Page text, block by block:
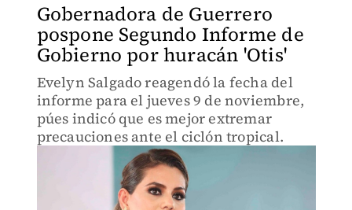
Gobernadora de Guerrero
pospone Segundo Informe de
Gobierno por huracán 'Otis'
Evelyn Salgado reagendó la fecha del
informe para el jueves 9 de noviembre,
púes indicó que es mejor extremar
precauciones ante el ciclón tropical.